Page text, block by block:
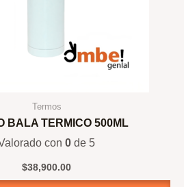
Termos
BALA TERMICO 500ML
con0 de 5
$38,900.00